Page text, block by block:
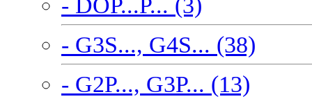
- G3S..., G4S... (38)
- G2P..., G3P... (13)